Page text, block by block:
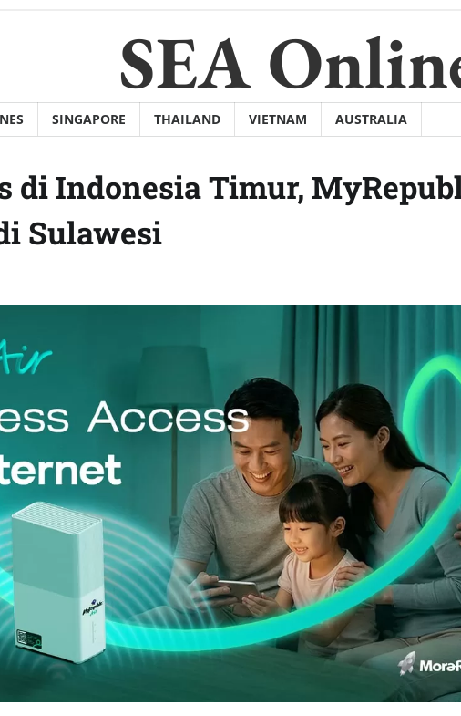
SEA
SINGAPORE THAILAND VIETNAM AUSTRALIA
di Indonesia Timur,
Sulawesi